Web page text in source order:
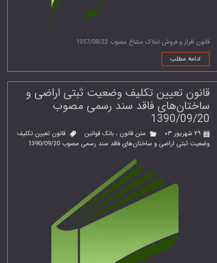
قانون افراز و فروش املاک مشاع مصوب 1357/08/22
ادامه مطلب
قانون تعیین تکلیف وضعیت ثبتی اراضی و
ساختان‌های فاقد سند رسمی مصوب
1390/09/20
۲۹ شهریور ۰۳ متن قانون ، بانک قوانین
قانون تعیین تکلیف
وضعیت ثبتی اراضی و ساختان‌های فاقد سند رسمی مصوب 1390/09/20